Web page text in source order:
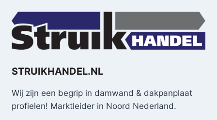
STRUIKHANDEL.NL
Wij zijn een begrip in damwand & dakpanplaat
profielen! Marktleider in Noord Nederland.